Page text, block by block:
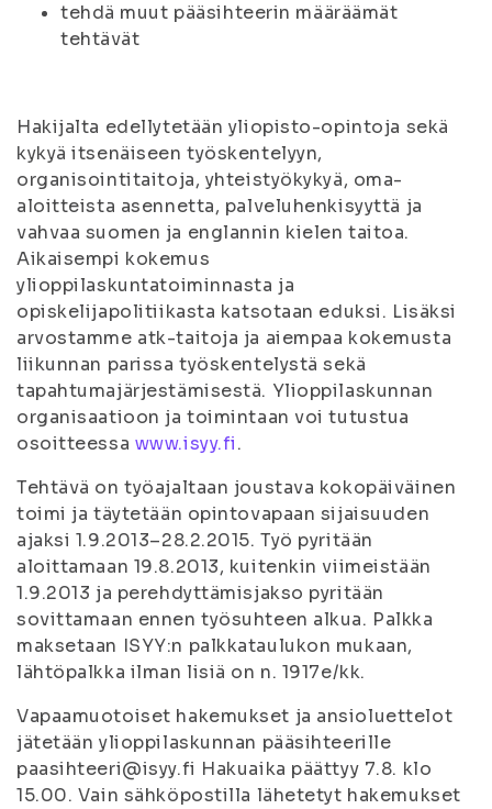
tehdä muut pääsihteerin määräämät
tehtävät
Hakijalta edellytetään yliopisto-opintoja sekä
kykyä itsenäiseen työskentelyyn,
organisointitaitoja, yhteistyökykyä, oma-
aloitteista asennetta, palveluhenkisyyttä ja
vahvaa suomen ja englannin kielen taitoa.
Aikaisempi kokemus
ylioppilaskuntatoiminnasta ja
opiskelijapolitiikasta katsotaan eduksi. Lisäksi
arvostamme atk-taitoja ja aiempaa kokemusta
liikunnan parissa työskentelystä sekä
tapahtumajärjestämisestä. Ylioppilaskunnan
organisaatioon ja toimintaan voi tutustua
osoitteessa www.isyy.fi.
Tehtävä on työajaltaan joustava kokopäiväinen
toimi ja täytetään opintovapaan sijaisuuden
ajaksi 1.9.2013–28.2.2015. Työ pyritään
aloittamaan 19.8.2013, kuitenkin viimeistään
1.9.2013 ja perehdyttämisjakso pyritään
sovittamaan ennen työsuhteen alkua. Palkka
maksetaan ISYY:n palkkataulukon mukaan,
lähtöpalkka ilman lisiä on n. 1917e/kk.
Vapaamuotoiset hakemukset ja ansioluettelot
jätetään ylioppilaskunnan pääsihteerille
paasihteeri@isyy.fi Hakuaika päättyy 7.8. klo
15.00. Vain sähköpostilla lähetetyt hakemukset